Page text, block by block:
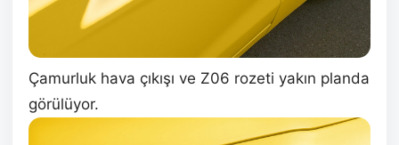
Çamurluk hava çıkışı ve Z06 rozeti yakın planda
görülüyor.